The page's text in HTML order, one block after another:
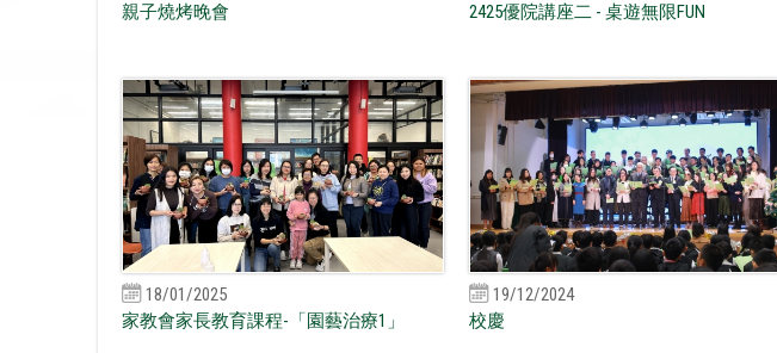
親子燒烤晚會
2425優院講座二 - 桌遊無限FUN
18/01/2025
家教會家長教育課程-「園藝治療1」
19/12/2024
校慶